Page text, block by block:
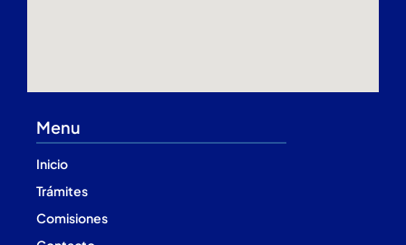
Menu
Inicio
Trámites
Comisiones